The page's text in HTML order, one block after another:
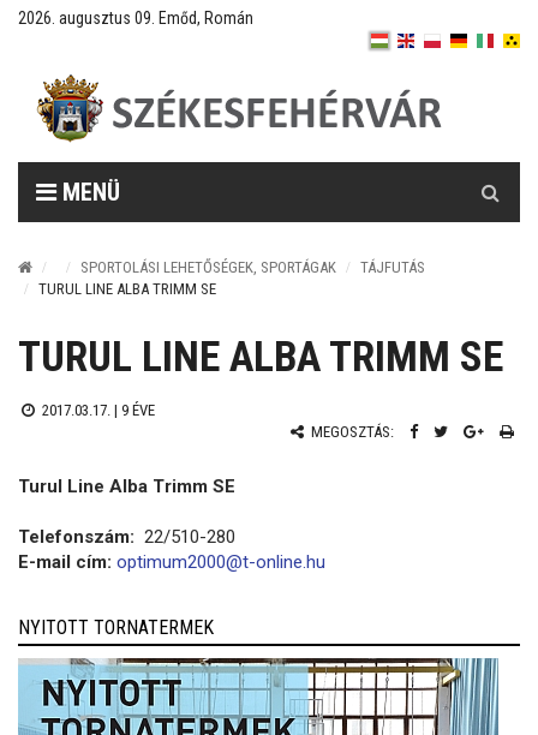
2026. augusztus 09. Emőd, Román
MENÜ
SPORTOLÁSI LEHETŐSÉGEK, SPORTÁGAK
TÁJFUTÁS
TURUL LINE ALBA TRIMM SE
TURUL LINE ALBA TRIMM SE
2017.03.17. | 9 ÉVE
MEGOSZTÁS:
Turul Line Alba Trimm SE
Telefonszám: 22/510-280
E-mail cím: optimum2000@t-online.hu
NYITOTT TORNATERMEK